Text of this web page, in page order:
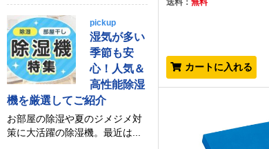
送料：無料
カートに入れる
pickup
湿気が多い
季節も安
心！人気＆
高性能除湿
機を厳選してご紹介
お部屋の除湿や夏のジメジメ対
策に大活躍の除湿機。最近は...